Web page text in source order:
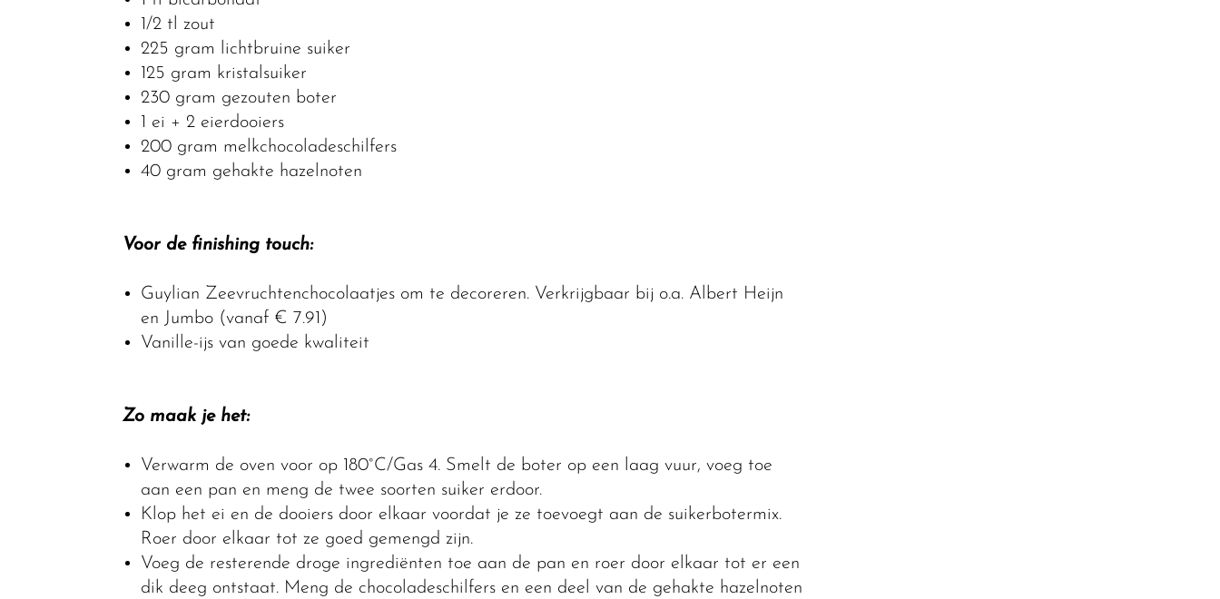
1/2 tl zout
225 gram lichtbruine suiker
125 gram kristalsuiker
230 gram gezouten boter
1 ei + 2 eierdooiers
200 gram melkchocoladeschilfers
40 gram gehakte hazelnoten
Voor de finishing touch:
Guylian Zeevruchtenchocolaatjes om te decoreren. Verkrijgbaar bij o.a. Albert Heijn
en Jumbo (vanaf € 7.91)
Vanille-ijs van goede kwaliteit
Zo maak je het:
Verwarm de oven voor op 180°C/Gas 4. Smelt de boter op een laag vuur, voeg toe
aan een pan en meng de twee soorten suiker erdoor.
Klop het ei en de dooiers door elkaar voordat je ze toevoegt aan de suikerbotermix.
Roer door elkaar tot ze goed gemengd zijn.
Voeg de resterende droge ingrediënten toe aan de pan en roer door elkaar tot er een
dik deeg ontstaat. Meng de chocoladeschilfers en een deel van de gehakte hazelnoten